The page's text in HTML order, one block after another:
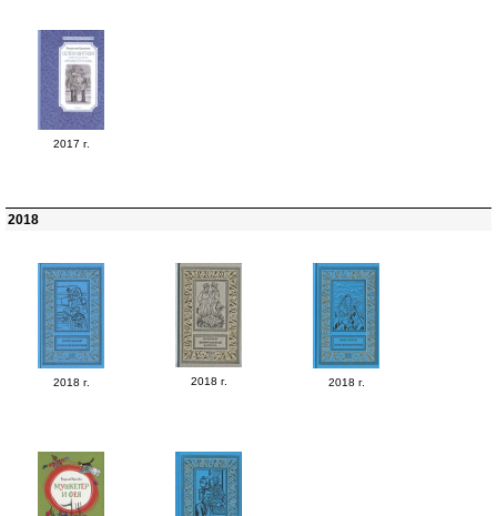
2017 г.
2018
2018 г. 2018 г. 2018 г.